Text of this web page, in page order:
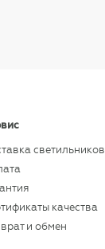
светильников
качества
и обмен